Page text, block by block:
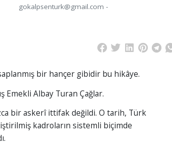
gokalpsenturk@gmail.com -
bir hançer gibidir bu hikâye.
Emekli Albay Turan Çağlar.
bir askerî ittifak değildi. O tarih, Türk
kadroların sistemli biçimde